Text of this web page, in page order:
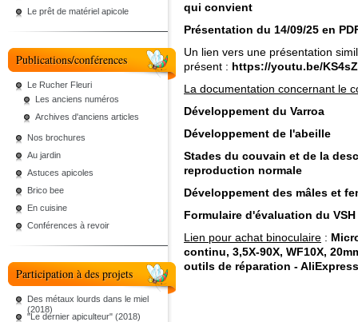
Le prêt de matériel apicole
Publications/conférences
Le Rucher Fleuri
Les anciens numéros
Archives d'anciens articles
Nos brochures
Au jardin
Astuces apicoles
Brico bee
En cuisine
Conférences à revoir
Participation à des projets
Des métaux lourds dans le miel
(2018)
"Le dernier apiculteur" (2018)
qui convient
Présentation du 14/09/25 en
Un lien vers une présentation
présent : https://youtu.be/
La documentation concernant le
Développement du Varroa
Développement de l'abeille
Stades du couvain et de la
reproduction normale
Développement des mâles et
Formulaire d'évaluation du
Lien pour achat binoculaire :
continu, 3,5X-90X, WF10X,
outils de réparation -